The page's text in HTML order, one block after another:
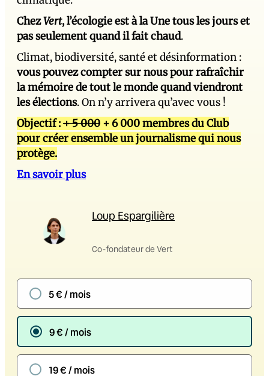
ChezVert, l’écologie est à la Une tous les jours et
pas seulement quand il fait chaud.
Climat, biodiversité, santé et désinformation :
vous pouvez compter sur nous pour rafraîchir
la mémoire de tout le monde quand viendront
les élections. On n’y arrivera qu’avec vous !
Objectif :+ 5 000 + 6 000 membres du Club
pour créer ensemble un journalisme qui nous
protège.
En savoir plus
Loup Espargilière
Co-fondateur de Vert
5 € / mois
9 € / mois
19 € / mois